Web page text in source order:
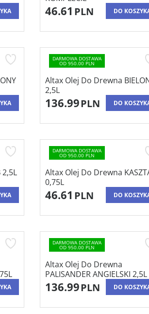
46.61 PLN DO
DARMOWA DOSTAWA
OD 950.00 PLN
Altax Olej Do Drewna
2,5L
136.99PLN DO
DARMOWA DOSTAWA
OD 950.00 PLN
Altax Olej Do Drewna
0,75L
46.61 PLN DO
DARMOWA DOSTAWA
OD 950.00 PLN
Altax Olej Do Drewna
PALISANDER ANGIELSKI 2,5L
136.99PLN DO